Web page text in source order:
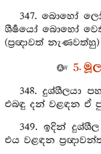
347. බොහෝ
ශීර්‍ෂයෝ බොහෝ
(ප්‍රඥාවත්
5.
348. දුශ්ශීලයා
එබඳු දන් වළඳන ඒ
349. ඉදින්
එය වළඳන